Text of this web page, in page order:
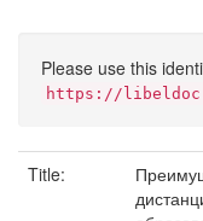
Please use this
https://
Title: